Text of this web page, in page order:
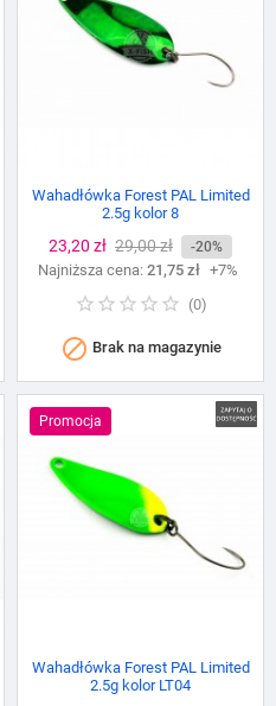
Wahadłówka Forest PAL Limited
2.5g kolor 8
Cena
23,20 zł Cena
podstawowa
29,00 zł -20%
Najniższa cena: 21,75 zł +7%
(0)
 Brak na magazynie
Promocja
Wahadłówka Forest PAL Limited
2.5g kolor LT04